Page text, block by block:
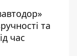
та
час